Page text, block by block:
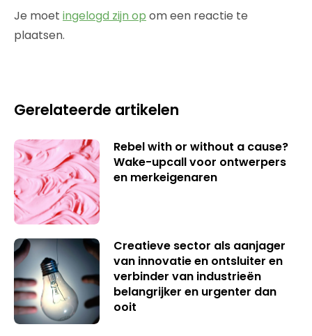
Je moet ingelogd zijn op om een reactie te
plaatsen.
Gerelateerde artikelen
Rebel with or without a cause?
Wake-upcall voor ontwerpers
en merkeigenaren
Creatieve sector als aanjager
van innovatie en ontsluiter en
verbinder van industrieën
belangrijker en urgenter dan
ooit